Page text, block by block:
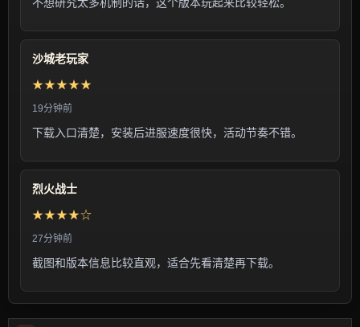
沙城老玩家
★★★★★
19分钟前
下载入口清楚，安装后进服速度很快，活动节奏不错。
烈火战士
★★★★☆
27分钟前
截图和版本信息比较直观，适合先看清楚再下载。